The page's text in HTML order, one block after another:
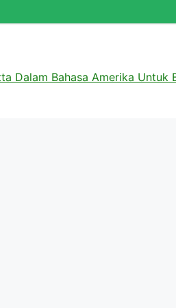
Dalam Bahasa Amerika Untuk